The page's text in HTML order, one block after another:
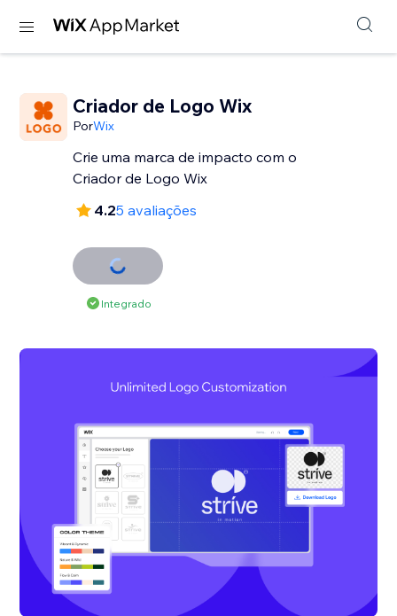
Criador de Logo Wix
PorWix
Crie uma marca de impacto com o
Criador de Logo Wix
4.25 avaliações
Integrado